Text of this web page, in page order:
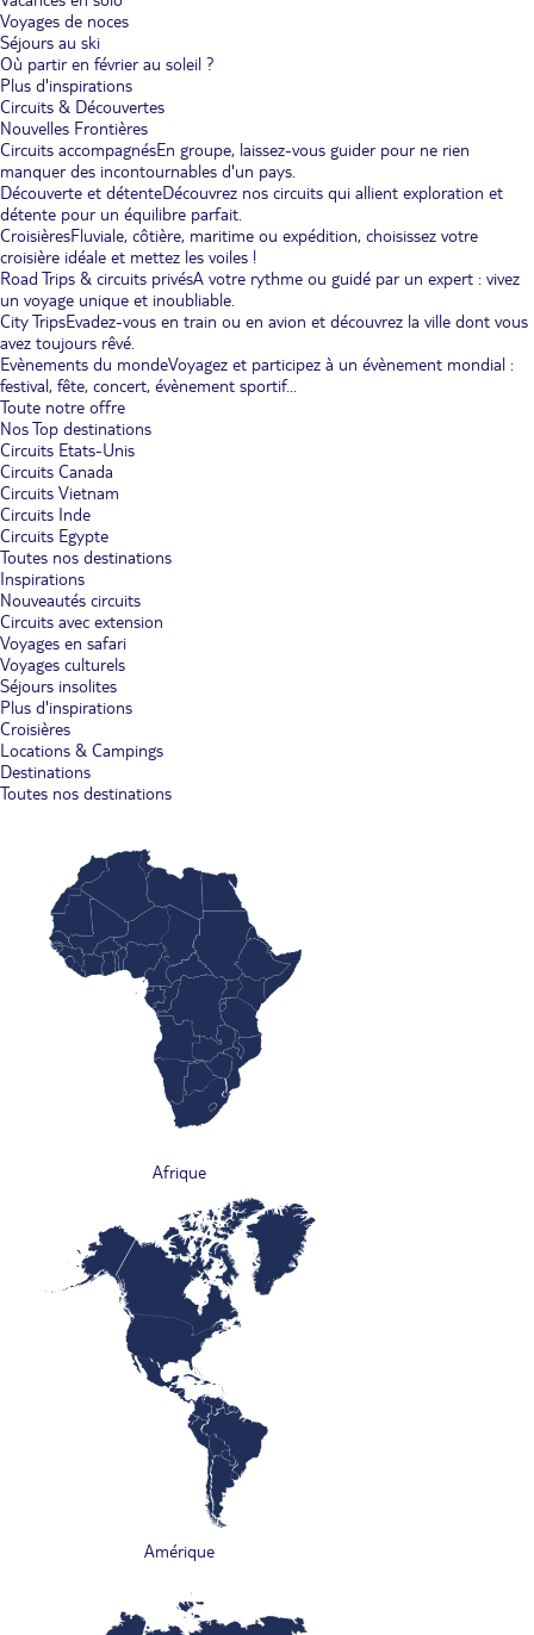
Voyages de noces
Séjours au ski
Où partir en février au soleil ?
Plus d'inspirations
Circuits & Découvertes
Nouvelles Frontières
Circuits accompagnésEn groupe, laissez-vous guider pour ne rien
manquer des incontournables d'un pays.
Découverte et détenteDécouvrez nos circuits qui allient exploration et
détente pour un équilibre parfait.
CroisièresFluviale, côtière, maritime ou expédition, choisissez votre
croisière idéale et mettez les voiles !
Road Trips & circuits privésA votre rythme ou guidé par un expert : vivez
un voyage unique et inoubliable.
City TripsEvadez-vous en train ou en avion et découvrez la ville dont vous
avez toujours rêvé.
Evènements du mondeVoyagez et participez à un évènement mondial :
festival, fête, concert, évènement sportif...
Toute notre offre
Nos Top destinations
Circuits Etats-Unis
Circuits Canada
Circuits Vietnam
Circuits Inde
Circuits Egypte
Toutes nos destinations
Inspirations
Nouveautés circuits
Circuits avec extension
Voyages en safari
Voyages culturels
Séjours insolites
Plus d'inspirations
Croisières
Locations & Campings
Destinations
Toutes nos destinations
Afrique
Amérique